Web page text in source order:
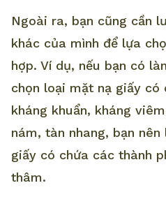
Ngoài ra, bạn cũng cần
khác của mình để lựa
hợp. Ví dụ, nếu bạn có
chọn loại mặt nạ giấy có
kháng khuẩn, kháng
nám, tàn nhang, bạn
giấy có chứa các thành
thâm.